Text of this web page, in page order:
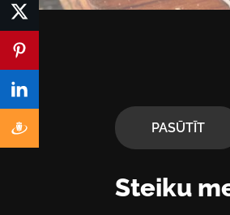
PASŪTĪT
Steiku